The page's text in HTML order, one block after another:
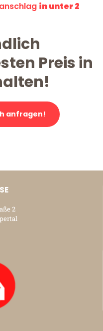
in unter 2
Preis in
anfragen!
2